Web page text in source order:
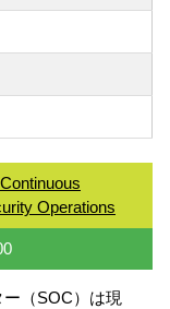
Operations
（SOC）は現